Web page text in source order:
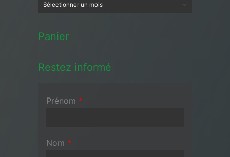
Panier
Restez informé
Prénom *
Nom *